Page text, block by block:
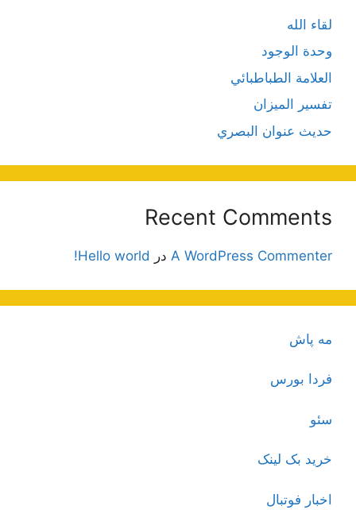
لقاء الله
وحدة الوجود
العلامة الطباطبائي
تفسير الميزان
حديث عنوان البصري
Recent Comments
A WordPress Commenter در Hello world!
مه پاش
فردا بورس
سئو
خرید بک لینک
اخبار فوتبال